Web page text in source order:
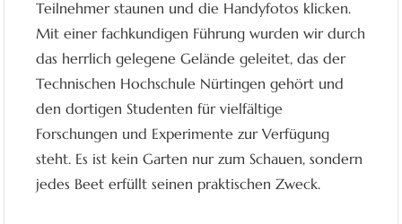
Teilnehmer staunen und die Handyfotos klicken.
Mit einer fachkundigen Führung wurden wir durch
das herrlich gelegene Gelände geleitet, das der
Technischen Hochschule Nürtingen gehört und
den dortigen Studenten für vielfältige
Forschungen und Experimente zur Verfügung
steht. Es ist kein Garten nur zum Schauen, sondern
jedes Beet erfüllt seinen praktischen Zweck.